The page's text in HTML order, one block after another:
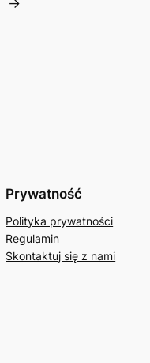
→
Prywatność
Polityka prywatności
Regulamin
Skontaktuj się z nami